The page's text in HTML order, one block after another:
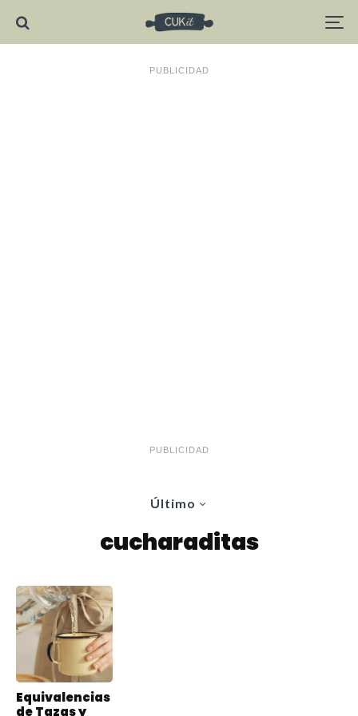
PUBLICIDAD
PUBLICIDAD
Último
cucharaditas
Equivalencias
de Tazas y